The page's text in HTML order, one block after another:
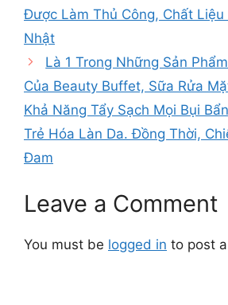
Được Làm Thủ Công, Chất Liệu
Nhật
Là 1 Trong Những Sản
Của Beauty Buffet, Sữa Rửa
Khả Năng Tẩy Sạch Mọi Bụi
Trẻ Hóa Làn Da. Đồng Thời,
Đam
Leave a Comment
You must be logged in to post